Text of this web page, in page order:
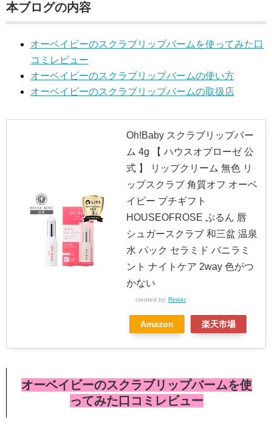
本ブログの内容
オーベイビーのスクラブリップバームを使ってみた口
コミレビュー
オーベイビーのスクラブリップバームの使い方
オーベイビーのスクラブリップバームの取扱店
Oh!Baby スクラブリップバー
ム 4g 【 ハウスオブローゼ 公
式 】 リップクリーム 無色 リ
ップスクラブ 角質オフ オーベ
イビー プチギフト
HOUSEOFROSE ぷるん 唇
シュガースクラブ 和三盆 温泉
水 パック セラミド バニラミ
ント ナイトケア 2way 色がつ
かない
created by Rinker
Amazon 楽天市場
オーベイビーのスクラブリップバームを使
ってみた口コミレビュー